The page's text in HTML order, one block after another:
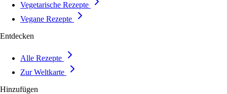
Vegetarische Rezepte
Vegane Rezepte
Entdecken
Alle Rezepte
Zur Weltkarte
Hinzufügen